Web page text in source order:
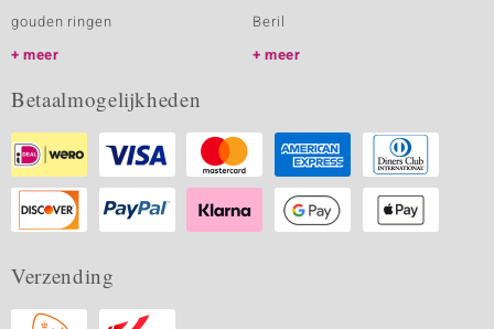
gouden ringen
meer
Beril
meer
Betaalmogelijkheden
Verzending